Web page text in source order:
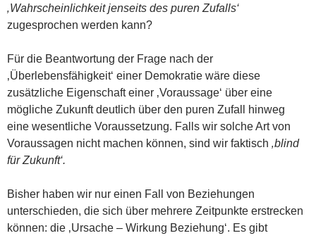
‚Wahrscheinlichkeit jenseits des puren Zufalls‘
zugesprochen werden kann?
Für die Beantwortung der Frage nach der
‚Überlebensfähigkeit‘ einer Demokratie wäre diese
zusätzliche Eigenschaft einer ‚Voraussage‘ über eine
mögliche Zukunft deutlich über den puren Zufall hinweg
eine wesentliche Voraussetzung. Falls wir solche Art von
Voraussagen nicht machen können, sind wir faktisch ‚blind
für Zukunft‘.
Bisher haben wir nur einen Fall von Beziehungen
unterschieden, die sich über mehrere Zeitpunkte erstrecken
können: die ‚Ursache – Wirkung Beziehung‘. Es gibt